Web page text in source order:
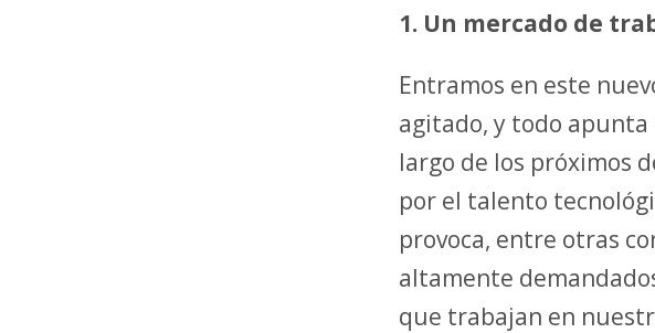
1. Un mercado de
Entramos en este
agitado, y todo
largo de los próximos
por el talento
provoca, entre otras
altamente
que trabajan en